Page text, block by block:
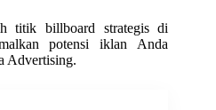
titik billboard strategis di
potensi iklan Anda
Advertising.